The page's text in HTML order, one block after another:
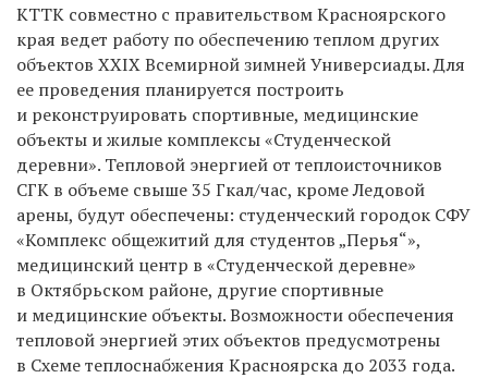
КТТК совместно с правительством Красноярского
края ведет работу по обеспечению теплом других
объектов XXIX Всемирной зимней Универсиады. Для
ее проведения планируется построить
и реконструировать спортивные, медицинские
объекты и жилые комплексы «Студенческой
деревни». Тепловой энергией от теплоисточников
СГК в объеме свыше 35 Гкал/час, кроме Ледовой
арены, будут обеспечены: студенческий городок СФУ
«Комплекс общежитий для студентов „Перья“»,
медицинский центр в «Студенческой деревне»
в Октябрьском районе, другие спортивные
и медицинские объекты. Возможности обеспечения
тепловой энергией этих объектов предусмотрены
в Схеме теплоснабжения Красноярска до 2033 года.